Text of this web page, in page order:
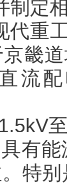
制定
重工
畿
流
至
有
特